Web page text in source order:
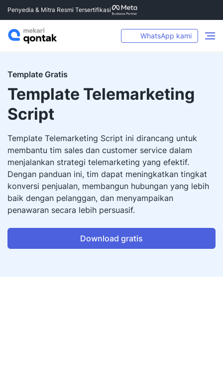
Penyedia & Mitra Resmi Tersertifikasi
WhatsApp kami
Template Gratis
Template Telemarketing
Script
Template Telemarketing Script ini dirancang untuk
membantu tim sales dan customer service dalam
menjalankan strategi telemarketing yang efektif.
Dengan panduan ini, tim dapat meningkatkan tingkat
konversi penjualan, membangun hubungan yang lebih
baik dengan pelanggan, dan menyampaikan
penawaran secara lebih persuasif.
Download gratis